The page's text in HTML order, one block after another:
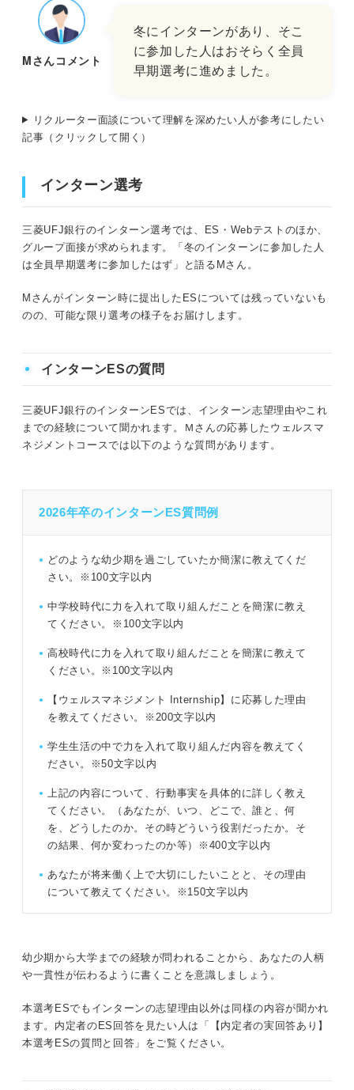
Mさんコメント
冬にインターンがあり、そこ
に参加した人はおそらく全員
早期選考に進めました。
リクルーター面談について理解を深めたい人が参考にしたい
記事（クリックして開く）
インターン選考
三菱UFJ銀行のインターン選考では、ES・Webテストのほか、
グループ面接が求められます。「冬のインターンに参加した人
は全員早期選考に参加したはず」と語るMさん。
Mさんがインターン時に提出したESについては残っていないも
のの、可能な限り選考の様子をお届けします。
インターンESの質問
三菱UFJ銀行のインターンESでは、インターン志望理由やこれ
までの経験について聞かれます。Ｍさんの応募したウェルスマ
ネジメントコースでは以下のような質問があります。
2026年卒のインターンES質問例
どのような幼少期を過ごしていたか簡潔に教えてくだ
さい。※100文字以内
中学校時代に力を入れて取り組んだことを簡潔に教え
てください。※100文字以内
高校時代に力を入れて取り組んだことを簡潔に教えて
ください。※100文字以内
【ウェルスマネジメント Internship】に応募した理由
を教えてください。※200文字以内
学生生活の中で力を入れて取り組んだ内容を教えてく
ださい。※50文字以内
上記の内容について、行動事実を具体的に詳しく教え
てください。（あなたが、いつ、どこで、誰と、何
を、どうしたのか。その時どういう役割だったか。そ
の結果、何か変わったのか等）※400文字以内
あなたが将来働く上で大切にしたいことと、その理由
について教えてください。※150文字以内
幼少期から大学までの経験が問われることから、あなたの人柄
や一貫性が伝わるように書くことを意識しましょう。
本選考ESでもインターンの志望理由以外は同様の内容が聞かれ
ます。内定者のES回答を見たい人は「【内定者の実回答あり】
本選考ESの質問と回答」をご覧ください。